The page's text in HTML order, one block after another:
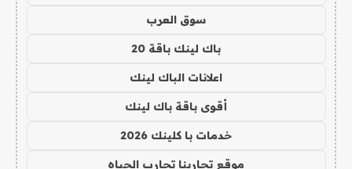
سوق العرب
باك لينك باقة 20
اعلانات الباك لينك
أقوى باقة باك لينك
خدمات با كلينك 2026
موقع تجاربنا تجارب الحياه